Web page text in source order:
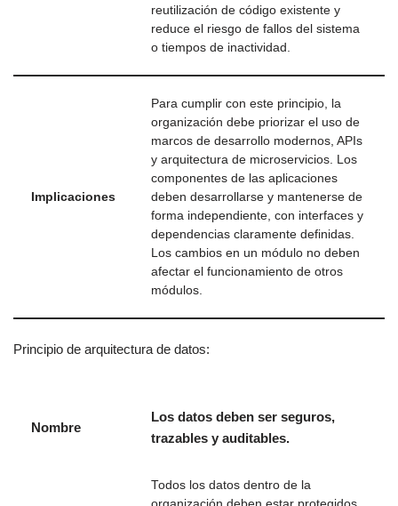
reutilización de código existente y
reduce el riesgo de fallos del sistema
o tiempos de inactividad.
Implicaciones
Para cumplir con este principio, la
organización debe priorizar el uso de
marcos de desarrollo modernos, APIs
y arquitectura de microservicios. Los
componentes de las aplicaciones
deben desarrollarse y mantenerse de
forma independiente, con interfaces y
dependencias claramente definidas.
Los cambios en un módulo no deben
afectar el funcionamiento de otros
módulos.
Principio de arquitectura de datos:
Nombre
Los datos deben ser seguros,
trazables y auditables.
Todos los datos dentro de la